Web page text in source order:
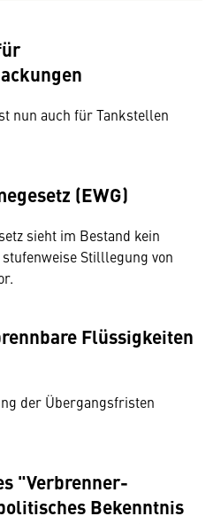
nun auch für Tankstellen
(EWG)
sieht im Bestand kein
Stilllegung von
Flüssigkeiten
der Übergangsfristen
"Verbrenner-
Bekenntnis